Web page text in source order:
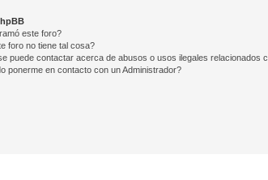
este foro?
foro no tiene tal cosa?
puede contactar acerca de abusos o usos ilegales relacionados
ponerme en contacto con un Administrador?